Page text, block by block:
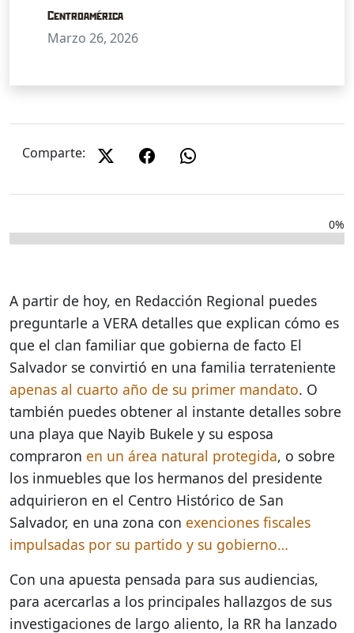
Centroamérica
Marzo 26, 2026
Comparte:
0%
A partir de hoy, en Redacción Regional puedes
preguntarle a VERA detalles que explican cómo es
que el clan familiar que gobierna de facto El
Salvador se convirtió en una familia terrateniente
apenas al cuarto año de su primer mandato. O
también puedes obtener al instante detalles sobre
una playa que Nayib Bukele y su esposa
compraron en un área natural protegida, o sobre
los inmuebles que los hermanos del presidente
adquirieron en el Centro Histórico de San
Salvador, en una zona con exenciones fiscales
impulsadas por su partido y su gobierno…
Con una apuesta pensada para sus audiencias,
para acercarlas a los principales hallazgos de sus
investigaciones de largo aliento, la RR ha lanzado